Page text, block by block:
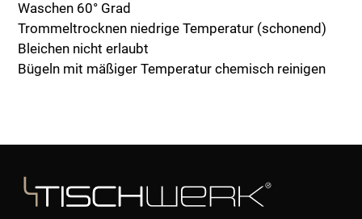
Waschen 60° Grad
Trommeltrocknen niedrige Temperatur (schonend)
Bleichen nicht erlaubt
Bügeln mit mäßiger Temperatur chemisch reinigen